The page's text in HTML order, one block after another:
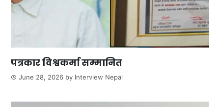
पत्रकार विश्वकर्मा सम्मानित
June 28, 2026 by Interview Nepal